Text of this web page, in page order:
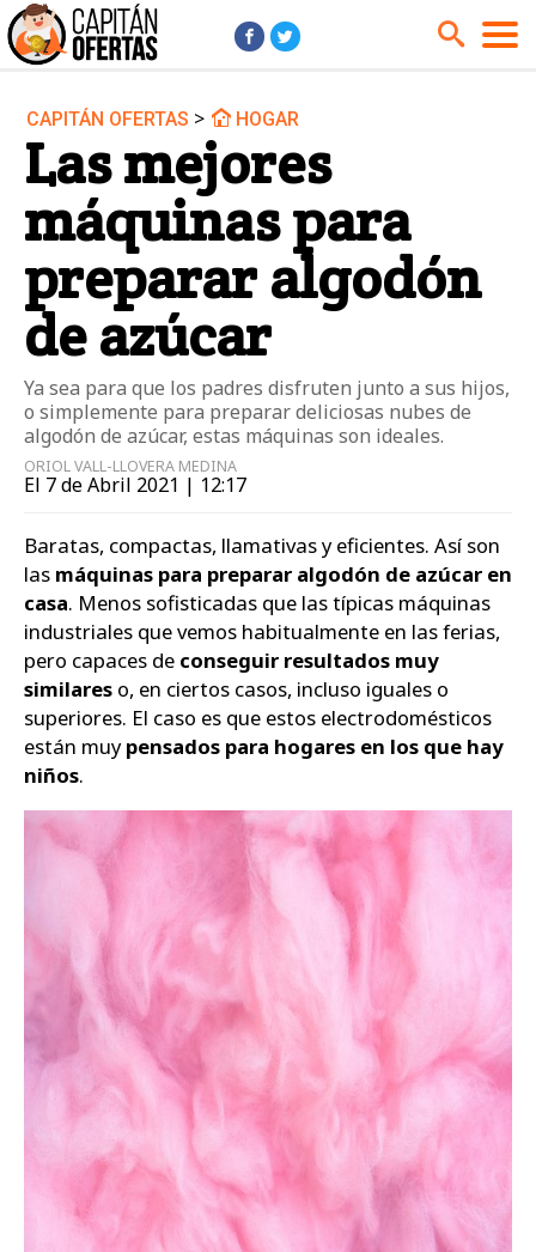
Audio y Música
Cine y Series
Coches
Deportes
Financiero
Hogar
Hoteles
Jardín
Juguetes
Libros
Móviles
Niños
Tecnología
Vuelos
Zapatos
CAPITÁN OFERTAS > HOGAR
Las mejores
máquinas para
preparar algodón
de azúcar
Ya sea para que los padres disfruten junto a sus hijos,
o simplemente para preparar deliciosas nubes de
algodón de azúcar, estas máquinas son ideales.
ORIOL VALL-LLOVERA MEDINA
El 7 de Abril 2021 | 12:17
Baratas, compactas, llamativas y eficientes. Así son
las máquinas para preparar algodón de azúcar en
casa. Menos sofisticadas que las típicas máquinas
industriales que vemos habitualmente en las ferias,
pero capaces de conseguir resultados muy
similares o, en ciertos casos, incluso iguales o
superiores. El caso es que estos electrodomésticos
están muypensados para hogares en los que hay
niños.